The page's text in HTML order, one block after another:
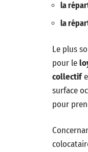
la
la
Le plus
pour le
collectif
surface
pour